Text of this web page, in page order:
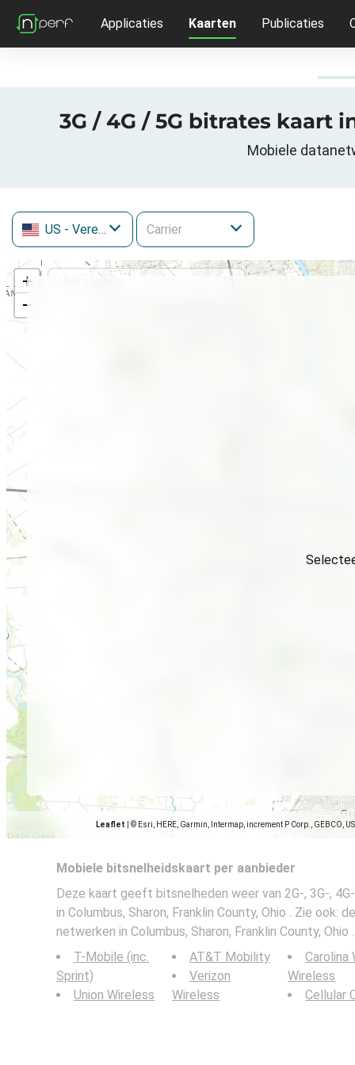
Applicaties Kaarten Publicaties
3G / 4G / 5G bitrates kaart
Mobiele
US - Verenigde Staten
+
−
Leaflet © Esri, HERE, Garmin, Intermap, increment P Corp., GEBCO,
Mobiele bitsnelheidskaart per aanbieder
Deze kaart geeft bitsnelheden weer van 2G-, 3G-,
in Columbus, Sharon, Franklin County, Ohio . Zie ook:
netwerken in Columbus, Sharon, Franklin County, Ohio .
T-Mobile (inc.
Sprint)
Union Wireless
AT&T Mobility
Verizon
Wireless
Carolina
Wireless
Cellular